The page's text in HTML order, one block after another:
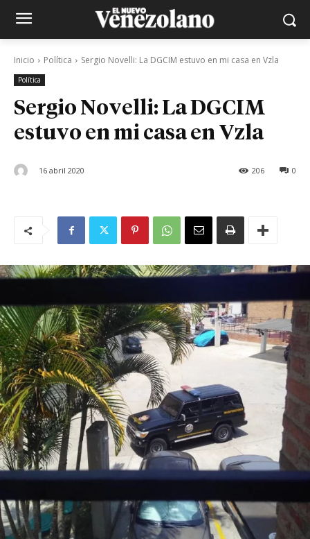
Inicio Política Sergio Novelli: La DGCIM estuvo en mi casa en Vzla
Política
Sergio Novelli: La DGCIM
estuvo en mi casa en Vzla
16 abril 2020 0
206